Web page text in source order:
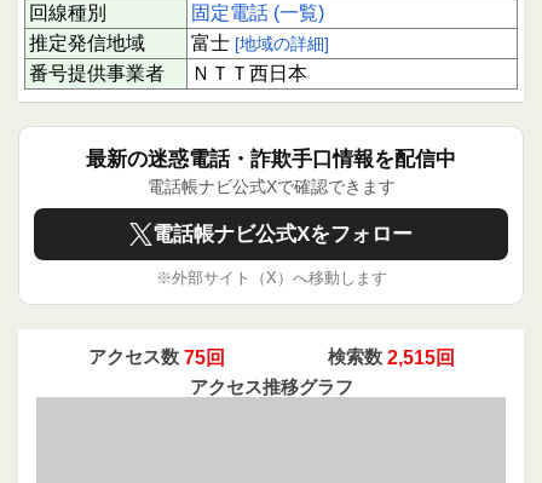
回線種別
固定電話 (一覧)
推定発信地域
富士 [地域の詳細]
番号提供事業者 ＮＴＴ西日本
最新の迷惑電話・詐欺手口情報を配信中
電話帳ナビ公式Xで確認できます
電話帳ナビ公式Xをフォロー
※外部サイト（X）へ移動します
アクセス数 75回 検索数 2,515回
アクセス推移グラフ